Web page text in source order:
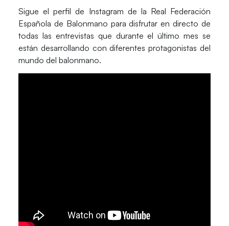
Sigue el perfil de Instagram de la Real Federación
Española de Balonmano para disfrutar en directo de
todas las entrevistas que durante el último mes se
están desarrollando con diferentes protagonistas del
mundo del balonmano.